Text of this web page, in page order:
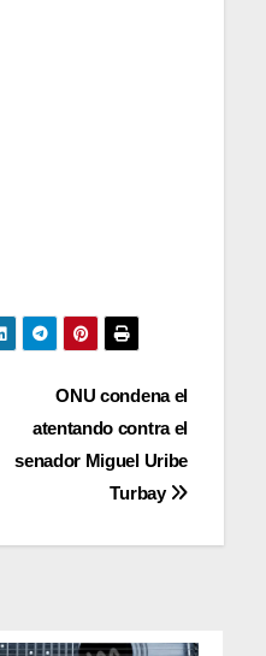
ONU condena el
atentando contra el
senador Miguel Uribe
Turbay